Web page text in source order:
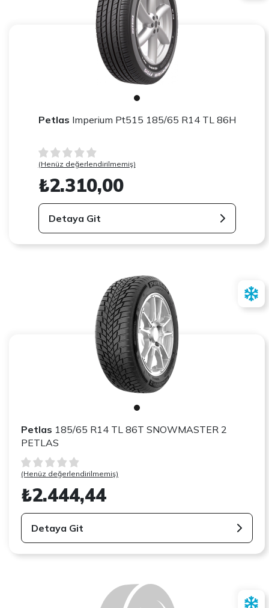
Petlas Imperium Pt515 185/65 R14 TL 86H
(Henüz değerlendirilmemiş)
₺2.310,00
Detaya Git
Petlas 185/65 R14 TL 86T SNOWMASTER 2
PETLAS
(Henüz değerlendirilmemiş)
₺2.444,44
Detaya Git